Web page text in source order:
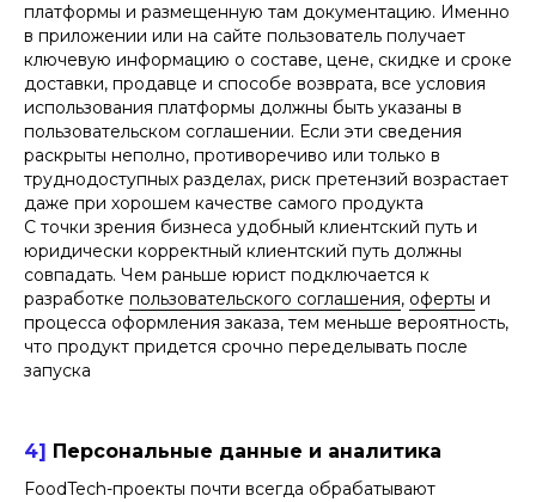
платформы и размещенную там документацию. Именно
в приложении или на сайте пользователь получает
ключевую информацию о составе, цене, скидке и сроке
доставки, продавце и способе возврата, все условия
использования платформы должны быть указаны в
пользовательском соглашении. Если эти сведения
раскрыты неполно, противоречиво или только в
труднодоступных разделах, риск претензий возрастает
даже при хорошем качестве самого продукта
С точки зрения бизнеса удобный клиентский путь и
юридически корректный клиентский путь должны
совпадать. Чем раньше юрист подключается к
разработке пользовательского соглашения, оферты и
процесса оформления заказа, тем меньше вероятность,
что продукт придется срочно переделывать после
запуска
4] Персональные данные и аналитика
FoodTech-проекты почти всегда обрабатывают